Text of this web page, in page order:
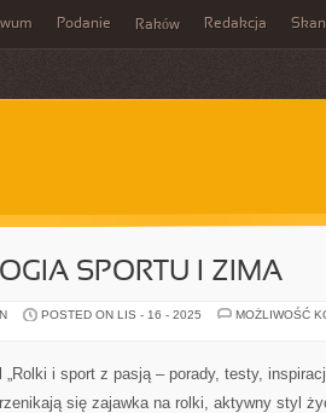
Podanie Raków Redakcja
SPORTU I ZIMA
POSTED ON LIS - 16 - 2025
MOŻLIWOŚĆ
„Rolki i sport z pasją – porady, testy,
się zajawka na rolki, aktywny styl